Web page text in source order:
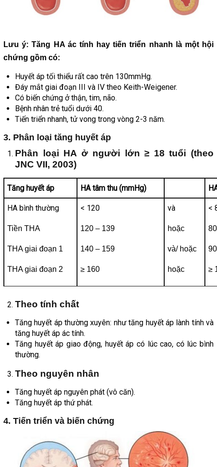
Lưu ý: Tăng HA ác tính hay tiến triển nhanh là một hội
chứng gồm có:
Huyết áp tối thiểu rất cao trên 130mmHg.
Đáy mắt giai đoạn III và IV theo Keith-Weigener.
Có biến chứng ở thận, tim, não.
Bệnh nhân trẻ tuổi dưới 40.
Tiến triển nhanh, tử vong trong vòng 2-3 năm.
3. Phân loại tăng huyết áp
Phân loại HA ở người lớn ≥ 18 tuổi (theo
JNC VII, 2003)
Tăng huyết áp HA tâm thu (mmHg)
HA bình thường
Tiền THA
THA giai đoạn 1
THA giai đoạn 2
< 120
120 – 139
140 – 159
≥ 160
và
hoặc
và/ hoặc
hoặc
<
≥
Theo tính chất
Tăng huyết áp thường xuyên: như tăng huyết áp lành tính và
tăng huyết áp ác tính.
Tăng huyết áp giao động, huyết áp có lúc cao, có lúc bình
thường.
Theo nguyên nhân
Tăng huyết áp nguyên phát (vô căn).
Tăng huyết áp thứ phát.
4. Tiến triển và biến chứng